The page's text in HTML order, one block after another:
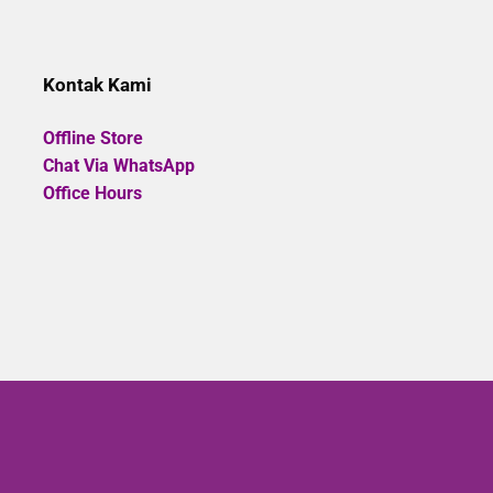
Kontak Kami
Offline Store
Chat Via WhatsApp
Office Hours